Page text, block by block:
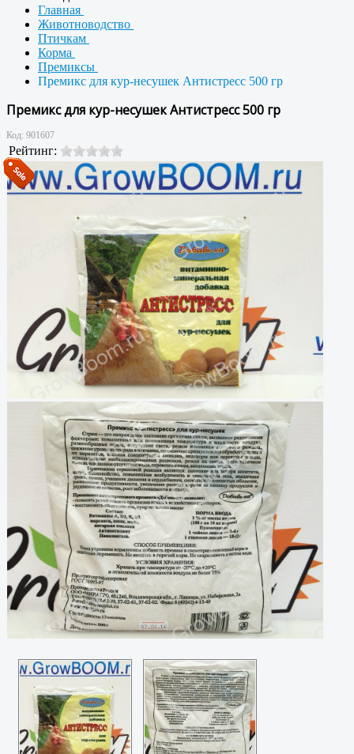
Главная
Животноводство
Птичкам
Корма
Премиксы
Премикс для кур-несушек Антистресс 500 гр
Премикс для кур-несушек Антистресс 500 гр
Код: 901607
Рейтинг: